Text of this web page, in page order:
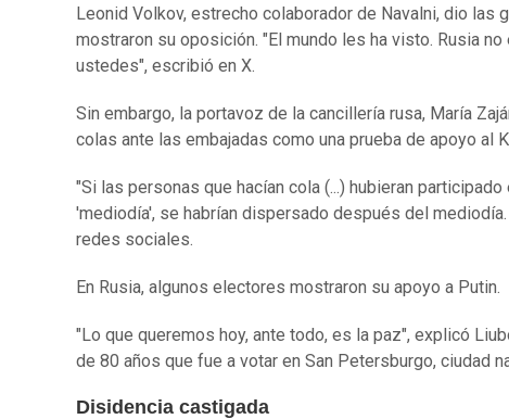
Leonid Volkov, estrecho colaborador de Navalni, dio las
mostraron su oposición. "El mundo les ha visto. Rusia no
ustedes", escribió en X.
Sin embargo, la portavoz de la cancillería rusa, María
colas ante las embajadas como una prueba de apoyo al
"Si las personas que hacían cola (...) hubieran participado
'mediodía', se habrían dispersado después del
redes sociales.
En Rusia, algunos electores mostraron su apoyo a Putin.
"Lo que queremos hoy, ante todo, es la paz", explicó
de 80 años que fue a votar en San Petersburgo, ciudad
Disidencia castigada